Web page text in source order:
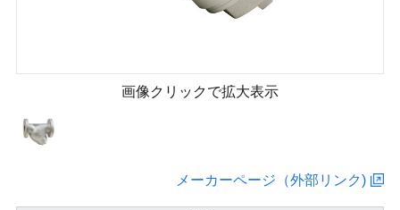
画像クリックで拡大表示
メーカーページ（外部リンク)